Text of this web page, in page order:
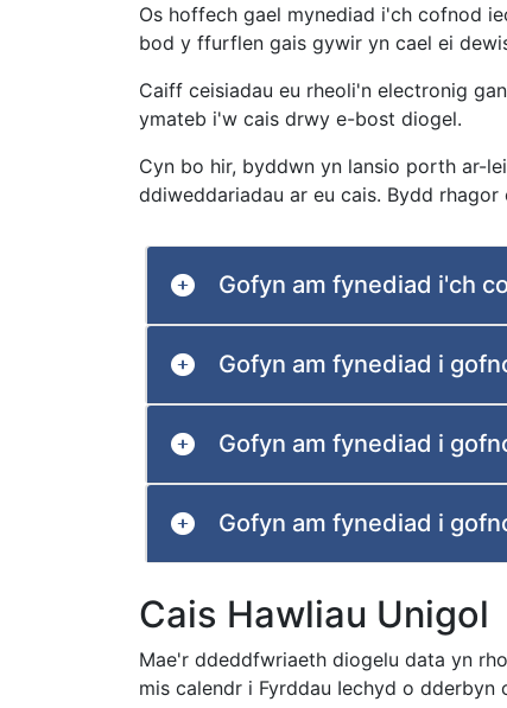
Os hoffech gael mynediad i'ch cofnod
bod y ffurflen gais gywir yn cael ei
Caiff ceisiadau eu rheoli'n electronig
ymateb i'w cais drwy e-bost diogel.
Cyn bo hir, byddwn yn lansio porth ar-
ddiweddariadau ar eu cais. Bydd
Gofyn am fynediad i'ch
Gofyn am fynediad i
Gofyn am fynediad i
Gofyn am fynediad i
Cais Hawliau Unigol
Mae'r ddeddfwriaeth diogelu data yn
mis calendr i Fyrddau Iechyd o dderbyn